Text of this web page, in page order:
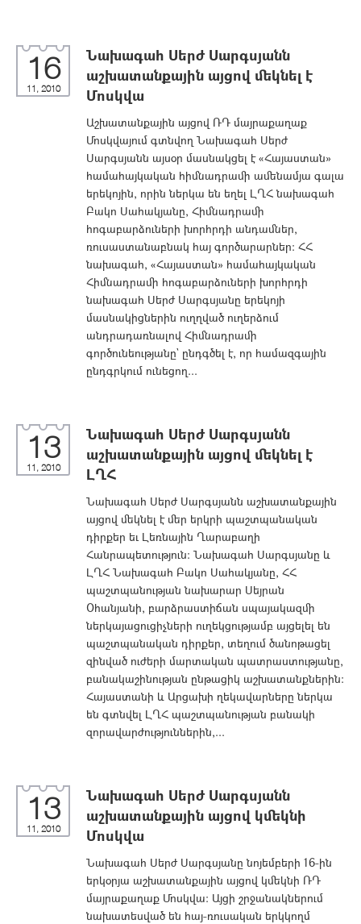
16
11, 2010
Նախագահ Սերժ Սարգսյանն
աշխատանքային այցով մեկնել է
Մոսկվա
Աշխատանքային այցով ՌԴ մայրաքաղաք
Մոսկվայում գտնվող Նախագահ Սերժ
Սարգսյանն այսօր մասնակցել է «Հայաստան»
համահայկական հիմնադրամի ամենամյա գալա
երեկոյին, որին ներկա են եղել ԼՂՀ նախագահ
Բակո Սահակյանը, Հիմնադրամի
հոգաբարձուների խորհրդի անդամներ,
ռուսաստանաբնակ հայ գործարարներ: ՀՀ
նախագահ, «Հայաստան» համահայկական
Հիմնադրամի հոգաբարձուների խորհրդի
նախագահ Սերժ Սարգսյանը երեկոյի
մասնակիցներին ուղղված ուղերձում
անդրադառնալով Հիմնադրամի
գործունեությանը` ընդգծել է, որ համազգային
ընդգրկում ունեցող...
13
11, 2010
Նախագահ Սերժ Սարգսյանն
աշխատանքային այցով մեկնել է
ԼՂՀ
Նախագահ Սերժ Սարգսյանն աշխատանքային
այցով մեկնել է մեր երկրի պաշտպանական
դիրքեր եւ Լեռնային Ղարաբաղի
Հանրապետություն: Նախագահ Սարգսյանը և
ԼՂՀ Նախագահ Բակո Սահակյանը, ՀՀ
պաշտպանության նախարար Սեյրան
Օհանյանի, բարձրաստիճան սպայակազմի
ներկայացուցիչների ուղեկցությամբ այցելել են
պաշտպանական դիրքեր, տեղում ծանոթացել
զինված ուժերի մարտական պատրաստությանը,
բանակաշինության ընթացիկ աշխատանքներին:
Հայաստանի և Արցախի ղեկավարները ներկա
են գտնվել ԼՂՀ պաշտպանության բանակի
զորավարժություններին,...
13
11, 2010
Նախագահ Սերժ Սարգսյանն
աշխատանքային այցով կմեկնի
Մոսկվա
Նախագահ Սերժ Սարգսյանը նոյեմբերի 16-ին
երկօրյա աշխատանքային այցով կմեկնի ՌԴ
մայրաքաղաք Մոսկվա: Այցի շրջանակներում
նախատեսված են հայ-ռուսական երկկողմ